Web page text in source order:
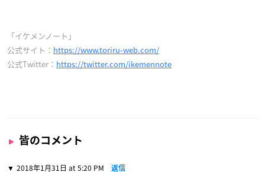
「イケメンノート」
公式サイト： https://www.toriru-web.com/
公式Twitter： https://twitter.com/ikemennote
皆のコメント
2018年1月31日 at 5:20 PM 返信